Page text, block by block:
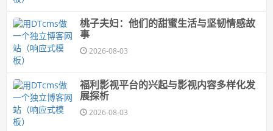
桃子夫妇：他们的甜蜜生活与坚韧情感故
事
2026-08-03
福利影视平台的兴起与影视内容多样化发
展探析
2026-08-03